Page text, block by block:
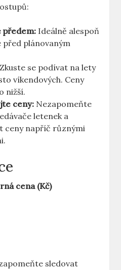
předem: Ideálně alespoň
před plánovaným
Zkuste se podívat na lety
víkendových. Ceny
nižší.
ceny: Nezapomeňte
letenek a
ceny napříč různými
cena (Kč)
sledovat